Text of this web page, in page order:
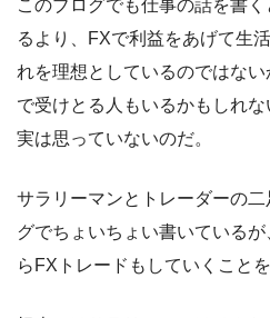
このブログでも仕事の話を書
るより、FXで利益をあげて生
れを理想としているのではな
で受けとる人もいるかもしれ
実は思っていないのだ。
サラリーマンとトレーダーの
グでちょいちょい書いている
らFXトレードもしていくこと